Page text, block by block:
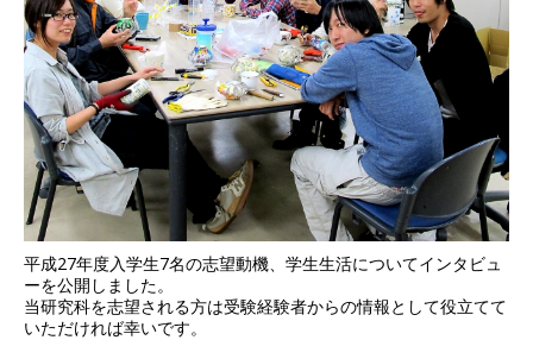
平成27年度入学生7名の志望動機、学生生活についてインタビュ
ーを公開しました。
当研究科を志望される方は受験経験者からの情報として役立てて
いただければ幸いです。